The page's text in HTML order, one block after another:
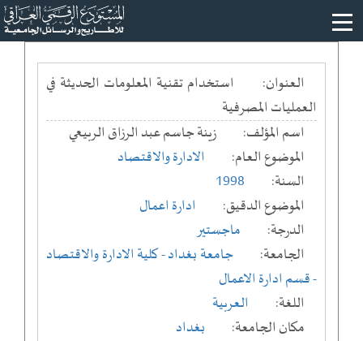
العنوان:
استخدام تقنية المعلومات الحديثة في
العمليات المصرفية
اسم المؤلف:
زينة جاسم عبد الرزاق الربيعي
الموضوع العام:
الادارة والاقتصاد
السنة:
1998
الموضوع الدقيق:
ادارة اعمال
الدرجة:
ماجستير
الجامعة:
جامعة بغداد- كلية الادارة والاقتصاد
- قسم ادارة الاعمال
اللغة:
العربية
مكان الجامعة:
بغداد